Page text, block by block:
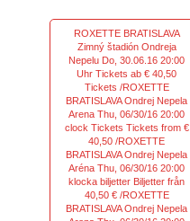
ROXETTE BRATISLAVA
Zimný štadión Ondreja
Nepelu Do, 30.06.16 20:00
Uhr Tickets ab € 40,50
Tickets /ROXETTE
BRATISLAVA Ondrej Nepela
Arena Thu, 06/30/16 20:00
clock Tickets Tickets from €
40,50 /ROXETTE
BRATISLAVA Ondrej Nepela
Aréna Thu, 06/30/16 20:00
klocka biljetter Biljetter från
40,50 € /ROXETTE
BRATISLAVA Ondrej Nepela